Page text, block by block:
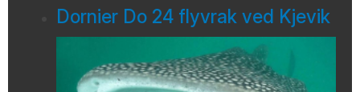
Dornier Do 24 flyvrak ved Kjevik